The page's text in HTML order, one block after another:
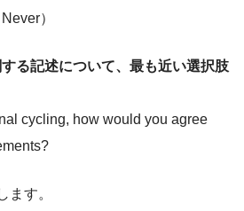
）
る記述について、最も近い選択肢
cycling, how would you agree
す。